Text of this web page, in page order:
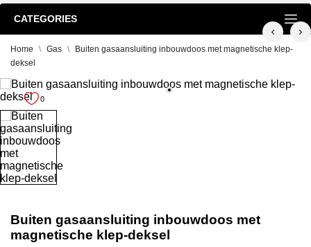
CATEGORIES
Home Gas
Buiten gasaansluiting inbouwdoos met magnetische klep-
deksel
0
Buiten gasaansluiting inbouwdoos met
magnetische klep-deksel